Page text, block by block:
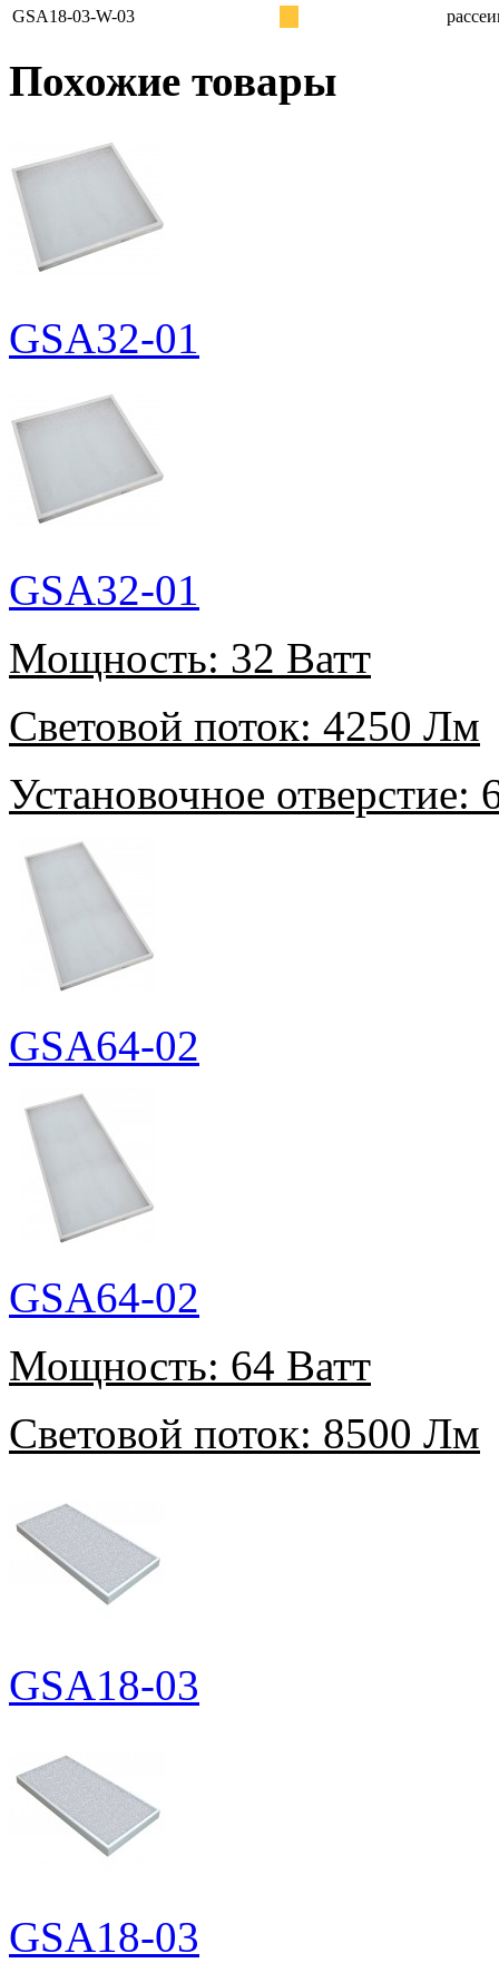
GSA18-03-W-03
Похожие товары
GSA32-01
GSA32-01
Мощность: 32 Ватт
Световой поток: 4250 Лм
Установочное отверстие:
GSA64-02
GSA64-02
Мощность: 64 Ватт
Световой поток: 8500 Лм
GSA18-03
GSA18-03